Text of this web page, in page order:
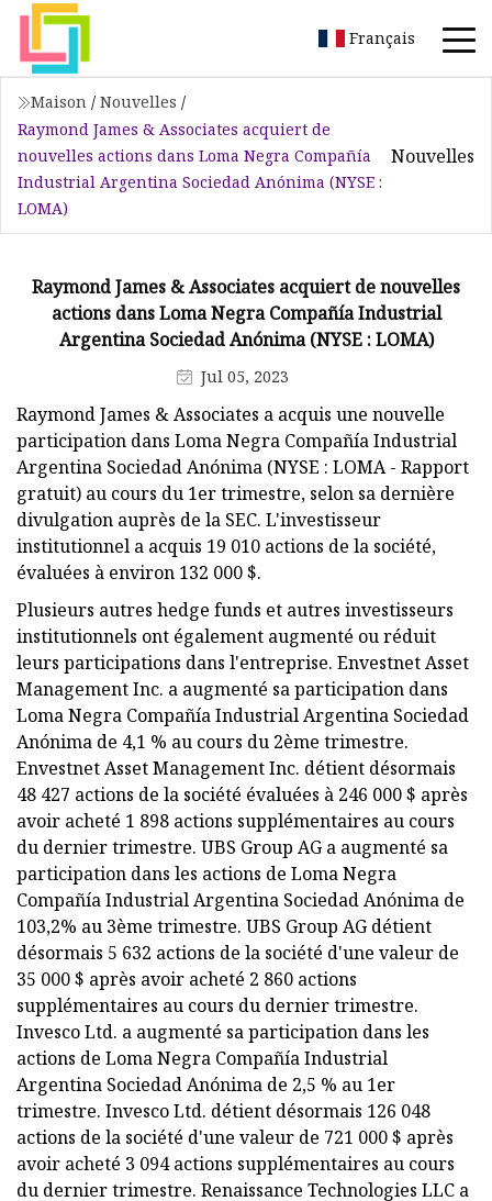
Français
Maison / Nouvelles /
Raymond James & Associates acquiert de
nouvelles actions dans Loma Negra Compañía
Industrial Argentina Sociedad Anónima (NYSE :
LOMA)
Nouvelles
Raymond James & Associates acquiert de nouvelles
actions dans Loma Negra Compañía Industrial
Argentina Sociedad Anónima (NYSE : LOMA)
Jul 05, 2023
Raymond James & Associates a acquis une nouvelle
participation dans Loma Negra Compañía Industrial
Argentina Sociedad Anónima (NYSE : LOMA - Rapport
gratuit) au cours du 1er trimestre, selon sa dernière
divulgation auprès de la SEC. L'investisseur
institutionnel a acquis 19 010 actions de la société,
évaluées à environ 132 000 $.
Plusieurs autres hedge funds et autres investisseurs
institutionnels ont également augmenté ou réduit
leurs participations dans l'entreprise. Envestnet Asset
Management Inc. a augmenté sa participation dans
Loma Negra Compañía Industrial Argentina Sociedad
Anónima de 4,1 % au cours du 2ème trimestre.
Envestnet Asset Management Inc. détient désormais
48 427 actions de la société évaluées à 246 000 $ après
avoir acheté 1 898 actions supplémentaires au cours
du dernier trimestre. UBS Group AG a augmenté sa
participation dans les actions de Loma Negra
Compañía Industrial Argentina Sociedad Anónima de
103,2% au 3ème trimestre. UBS Group AG détient
désormais 5 632 actions de la société d'une valeur de
35 000 $ après avoir acheté 2 860 actions
supplémentaires au cours du dernier trimestre.
Invesco Ltd. a augmenté sa participation dans les
actions de Loma Negra Compañía Industrial
Argentina Sociedad Anónima de 2,5 % au 1er
trimestre. Invesco Ltd. détient désormais 126 048
actions de la société d'une valeur de 721 000 $ après
avoir acheté 3 094 actions supplémentaires au cours
du dernier trimestre. Renaissance Technologies LLC a